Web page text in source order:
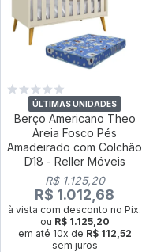
ÚLTIMAS UNIDADES
Berço Americano Theo
Areia Fosco Pés
Amadeirado com Colchão
D18 - Reller Móveis
R$ 1.125,20
R$ 1.012,68
à vista com desconto no Pix.
ou R$ 1.125,20
em até 10x de R$ 112,52
sem juros